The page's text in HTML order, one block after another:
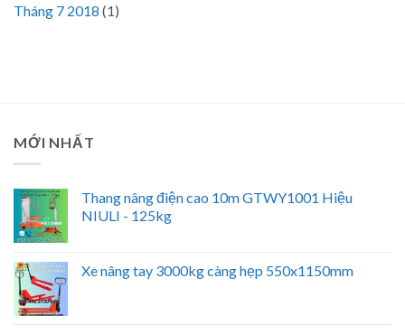
Tháng 7 2018 (1)
MỚI NHẤT
Thang nâng điện cao 10m GTWY1001 Hiệu
NIULI - 125kg
Xe nâng tay 3000kg càng hẹp 550x1150mm